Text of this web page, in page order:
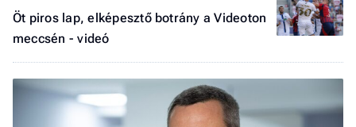
Öt piros lap, elképesztő botrány a Videoton
meccsén - videó